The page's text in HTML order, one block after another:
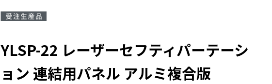
YLSP-22 レーザーセフティパーテーシ
ョン 連結用パネル アルミ複合版